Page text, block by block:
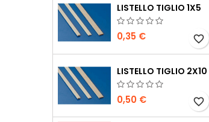
LISTELLO TIGLIO 1X5
0,35 € favorite_border
LISTELLO TIGLIO 2X10
0,50 € favorite_border